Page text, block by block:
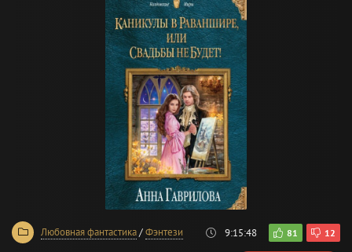
Любовная фантастика/Фэнтези 9:15:48 81 12